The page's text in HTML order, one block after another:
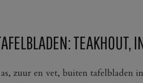
TEAKHOUT,
zuur en vet, buiten tafelbladen